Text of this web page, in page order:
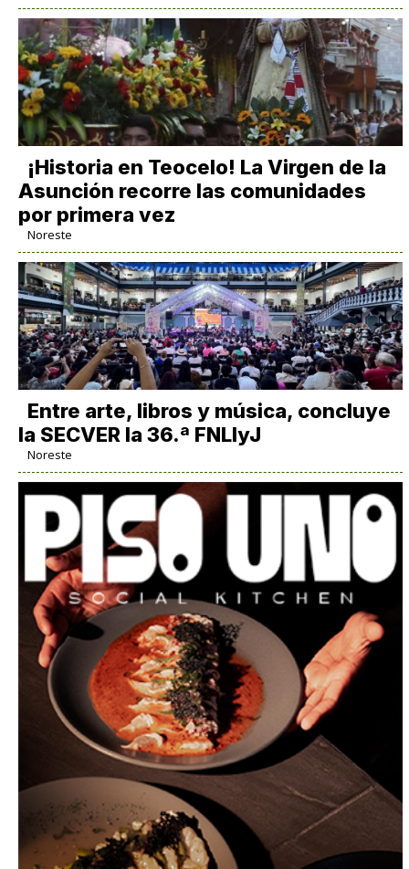
​¡Historia en Teocelo! La Virgen de la
Asunción recorre las comunidades
por primera vez
Noreste
Entre arte, libros y música, concluye
la SECVER la 36.ª FNLIyJ
Noreste